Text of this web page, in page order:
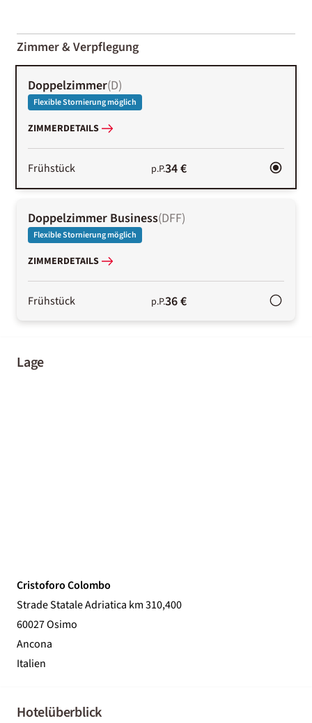
01-02
Zimmer & Verpflegung
Doppelzimmer(D)
Flexible Stornierung möglich
ZIMMERDETAILS
Frühstück p.P.34 €
Doppelzimmer Business(DFF)
Flexible Stornierung möglich
ZIMMERDETAILS
Frühstück p.P.36 €
Lage
Cristoforo Colombo
Strade Statale Adriatica km 310,400
60027 Osimo
Ancona
Italien
Hotelüberblick